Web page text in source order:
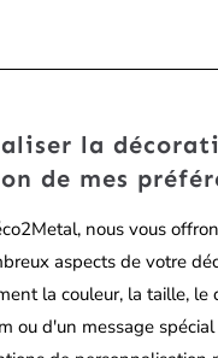
la
de mes
nous vous
aspects de votre
la couleur, la taille, le
ou d'un message